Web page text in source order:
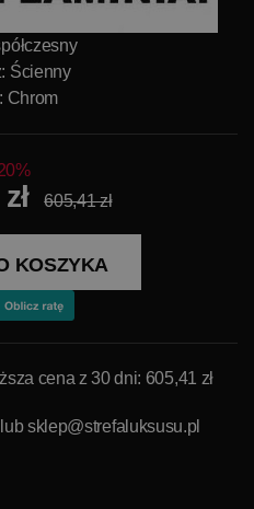
Ścienny
Chrom
605,41 zł
KOSZYKA
cena z 30 dni: 605,41 zł
sklep@strefaluksusu.pl